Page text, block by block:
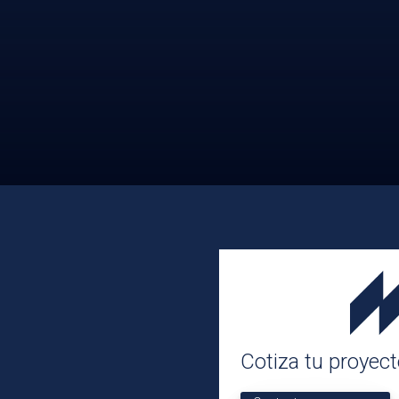
Cotiza tu